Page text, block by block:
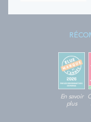
En savoir
plus